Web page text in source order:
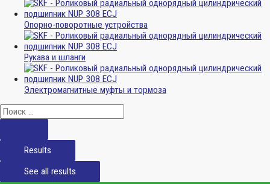
Опорно-поворотные устройства
Рукава и шланги
Электромагнитные муфты и тормоза
Results
See all results